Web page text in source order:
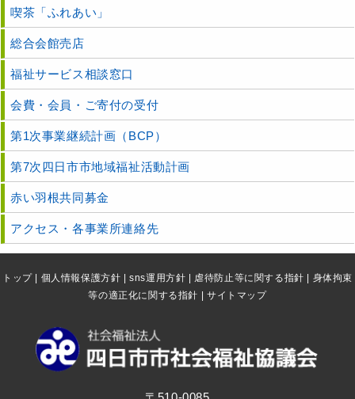
喫茶「ふれあい」
総合会館売店
福祉サービス相談窓口
会費・会員・ご寄付の受付
第1次事業継続計画（BCP）
第7次四日市市地域福祉活動計画
赤い羽根共同募金
アクセス・各事業所連絡先
トップ| 個人情報保護方針 |sns運用方針 虐待防止等に関する指針
身体拘束
等の適正化に関する指針
サイトマップ